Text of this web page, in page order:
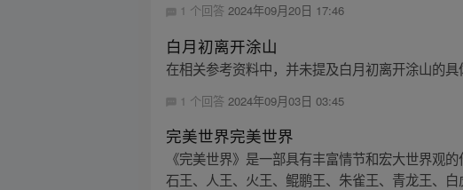
1 个回答2024年09月20日 17:46
白月初离开涂山
在相关参考资料中，并未提及白月初离开涂山的
1 个回答 2024年09月03日 03:45
完美世界完美世界
《完美世界》是一部具有丰富情节和宏大世界观
石王、人王、火王、鲲鹏王、朱雀王、青龙王、